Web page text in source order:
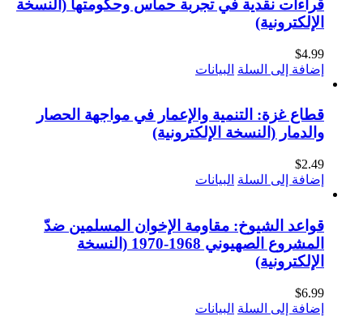
قراءات نقدية في تجربة حماس وحكومتها (النسخة
الإلكترونية)
$4.99
إضافة إلى السلة البيانات
قطاع غزة: التنمية والإعمار في مواجهة الحصار
والدمار (النسخة الإلكترونية)
$2.49
إضافة إلى السلة البيانات
قواعد الشيوخ: مقاومة الإخوان المسلمين ضدّ
المشروع الصهيوني 1968-1970 (النسخة
الإلكترونية)
$6.99
إضافة إلى السلة البيانات